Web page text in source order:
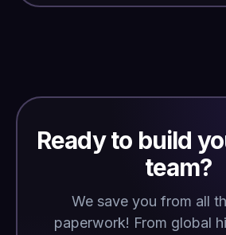
Ready to build
team?
We save you from all
paperwork! From global